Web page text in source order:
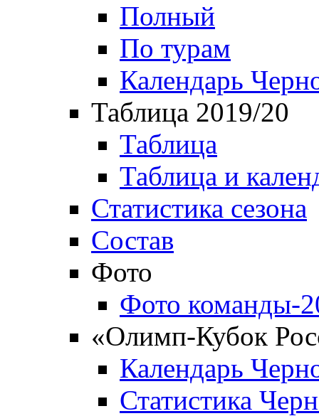
Полный
По турам
Календарь
Таблица 2019/20
Таблица
Таблица и
Статистика сезона
Состав
Фото
Фото команды-
«Олимп-Кубок
Календарь
Статистика